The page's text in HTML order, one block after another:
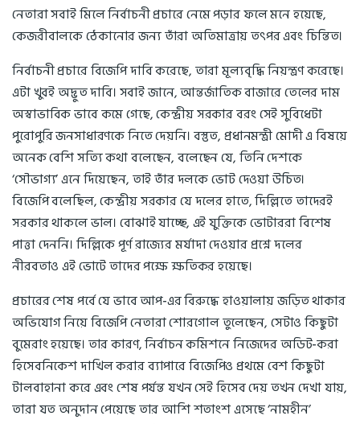
নেতারা সবাই মিলে নির্বাচনী প্রচারে নেমে পড়ার ফলে মনে হয়েছে,
কেজরীবালকে ঠেকানোর জন্য তাঁরা অতিমাত্রায় তৎপর এবং চিন্তিত।
নির্বাচনী প্রচারে বিজেপি দাবি করেছে, তারা মূল্যবৃদ্ধি নিয়ন্ত্রণ করেছে।
এটা খুবই অদ্ভুত দাবি। সবাই জানে, আন্তর্জাতিক বাজারে তেলের দাম
অস্বাভাবিক ভাবে কমে গেছে, কেন্দ্রীয় সরকার বরং সেই সুবিধেটা
পুরোপুরি জনসাধারণকে নিতে দেয়নি। বস্তুত, প্রধানমন্ত্রী মোদী এ বিষয়ে
অনেক বেশি সত্যি কথা বলেছেন, বলেছেন যে, তিনি দেশকে
‘সৌভাগ্য’ এনে দিয়েছেন, তাই তাঁর দলকে ভোট দেওয়া উচিত।
বিজেপি বলেছিল, কেন্দ্রীয় সরকার যে দলের হাতে, দিল্লিতে তাদেরই
সরকার থাকলে ভাল। বোঝাই যাচ্ছে, এই যুক্তিকে ভোটাররা বিশেষ
পাত্তা দেননি। দিল্লিকে পূর্ণ রাজ্যের মর্যাদা দেওয়ার প্রশ্নে দলের
নীরবতাও এই ভোটে তাদের পক্ষে ক্ষতিকর হয়েছে।
প্রচারের শেষ পর্বে যে ভাবে আপ-এর বিরুদ্ধে হাওয়ালায় জড়িত থাকার
অভিযোগ নিয়ে বিজেপি নেতারা শোরগোল তুলেছেন, সেটাও কিছুটা
বুমেরাং হয়েছে। তার কারণ, নির্বাচন কমিশনে নিজেদের অডিট-করা
হিসেবনিকেশ দাখিল করার ব্যাপারে বিজেপিও প্রথমে বেশ কিছুটা
টালবাহানা করে এবং শেষ পর্যন্ত যখন সেই হিসেব দেয় তখন দেখা যায়,
তারা যত অনুদান পেয়েছে তার আশি শতাংশ এসেছে ‘নামহীন’